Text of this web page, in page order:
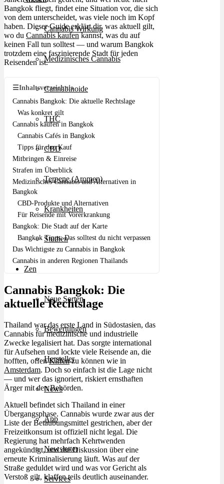
Cannabis Wirkung
Medizinisches Cannabis
Cannabinoide
THC
CBD
Terpene (Aromen)
Krankheiten
Studien
Zen
Neue Sorten
Bewertungen
Hersteller
News
App
Newsletter
Services
Bangkok fliegt, findet eine Situation vor, die sich
von dem unterscheidet, was viele noch im Kopf
haben. Dieser Guide erklärt dir, was aktuell gilt,
wo du Cannabis kaufenkannst, was du auf
keinen Fall tun solltest — und warum Bangkok
trotzdem eine faszinierende Stadt für jeden
Reisenden ist.
☰Inhaltsverzeichnis
Cannabis Bangkok: Die aktuelle Rechtslage
Was konkret gilt
Cannabis kaufen in Bangkok
Cannabis Cafés in Bangkok
Tipps für den Kauf
Mitbringen & Einreise
Strafen im Überblick
Medizinisches Cannabis und Alternativen in
Bangkok
CBD-Produkte und Alternativen
Für Reisende mit Vorerkrankung
Bangkok: Die Stadt auf der Karte
Bangkok Tipps: Das solltest du nicht verpassen
Das Wichtigste zu Cannabis in Bangkok
Cannabis in anderen Regionen Thailands
Cannabis Bangkok: Die
aktuelle Rechtslage
Thailand war das erste Land in Südostasien, das
Cannabis für medizinische und industrielle
Zwecke legalisiert hat. Das sorgte international
für Aufsehen und lockte viele Reisende an, die
hofften, offenKiffenzu können wie in
Amsterdam. Doch so einfach ist die Lage nicht
— und wer das ignoriert, riskiert ernsthaften
Ärger mit den Behörden.
Aktuell befindet sich Thailand in einer
Übergangsphase. Cannabis wurde zwar aus der
Liste der Betäubungsmittel gestrichen, aber der
Freizeitkonsum ist offiziell nicht legal. Die
Regierung hat mehrfach Kehrtwenden
angekündigt, und die Diskussion über eine
erneute Kriminalisierung läuft. Was auf der
Straße geduldet wird und was vor Gericht als
Verstoß gilt, klaffen teils deutlich auseinander.